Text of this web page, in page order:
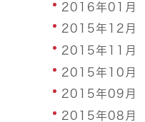
2016年01月
2015年12月
2015年11月
2015年10月
2015年09月
2015年08月